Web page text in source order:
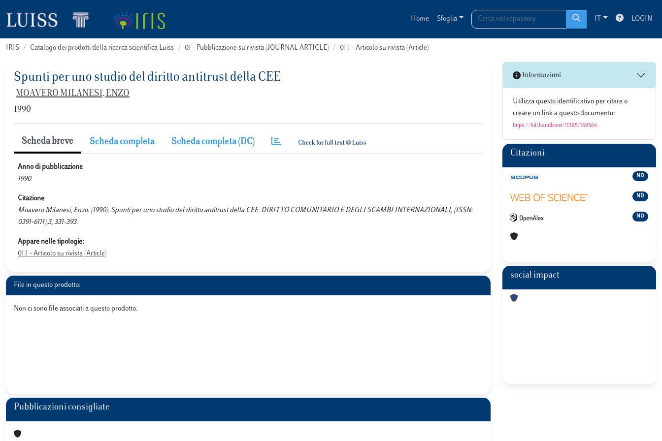
Home Sfoglia IT LOGIN
IRIS Catalogo dei prodotti della ricerca scientifica Luiss 01 - Pubblicazione su rivista (JOURNAL ARTICLE) 01.1 - Articolo su rivista (Article)
Spunti per uno studio del diritto antitrust della CEE
MOAVERO MILANESI, ENZO
1990
Scheda breve Scheda completa Scheda completa (DC)
Anno di pubblicazione
1990
Citazione
Moavero Milanesi, Enzo. (1990). Spunti per uno studio del diritto antitrust della CEE. DIRITTO COMUNITARIO E DEGLI SCAMBI INTERNAZIONALI, (ISSN:
0391-6111),3, 331-393.
Appare nelle tipologie:
01.1 - Articolo su rivista (Article)
File in questo prodotto:
Non ci sono file associati a questo prodotto.
Pubblicazioni consigliate
Informazioni
Utilizza questo identificativo per citare o
creare un link a questo documento:
https://hdl.handle.net/11385/169364
Citazioni
ND
ND
ND
social impact